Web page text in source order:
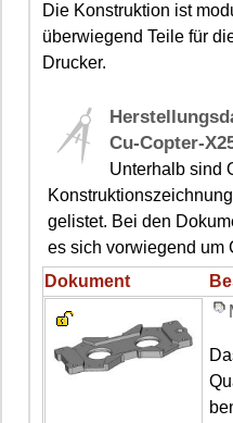
Die Konstruktion ist
überwiegend Teile für
Drucker.
Cu-Copter-
Unterhalb sind
gelistet. Bei den
es sich vorwiegend um
Dokument